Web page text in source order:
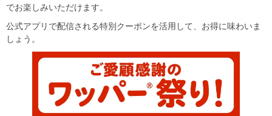
でお楽しみいただけます。
公式アプリで配信される特別クーポンを活用して、お得に味わいま
しょう。